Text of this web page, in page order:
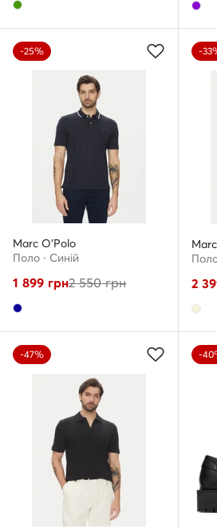
-25%
Marc O'Polo
Поло · Cиній
1 899 грн2 550грн
-
2
-47% -